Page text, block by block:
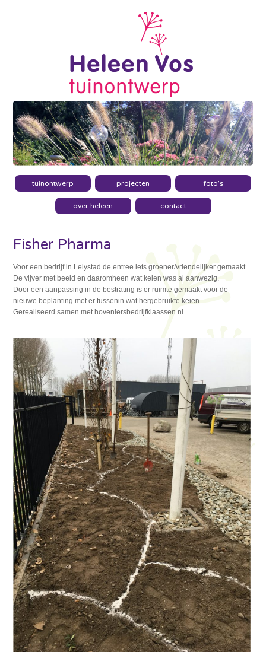
tuinontwerp projecten foto’s
over heleen contact
Fisher Pharma
Voor een bedrijf in Lelystad de entree iets groener/vriendelijker gemaakt.
De vijver met beeld en daaromheen wat keien was al aanwezig.
Door een aanpassing in de bestrating is er ruimte gemaakt voor de
nieuwe beplanting met er tussenin wat hergebruikte keien.
Gerealiseerd samen met hoveniersbedrijfklaassen.nl